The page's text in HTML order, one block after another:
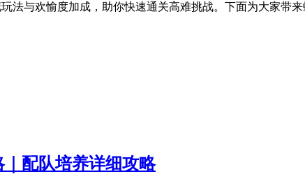
法与欢愉度加成，助你快速通关高难挑战。下面为大家带
｜配队培养详细攻略